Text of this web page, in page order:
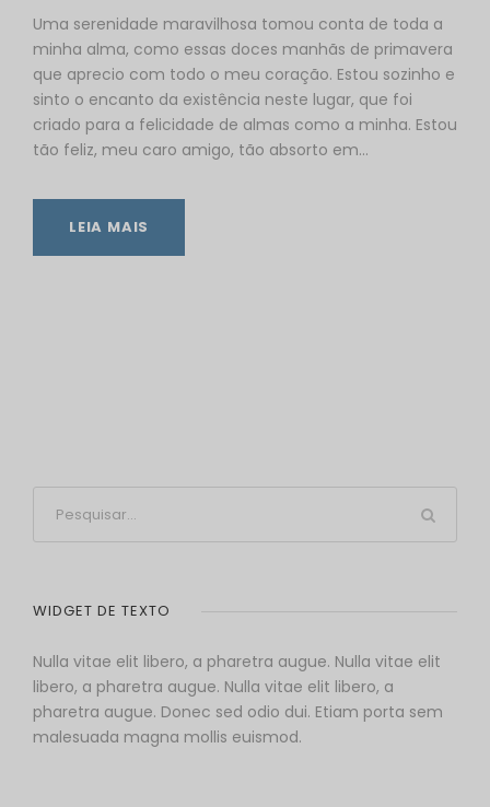
Uma serenidade maravilhosa tomou conta de toda a
minha alma, como essas doces manhãs de primavera
que aprecio com todo o meu coração. Estou sozinho e
sinto o encanto da existência neste lugar, que foi
criado para a felicidade de almas como a minha. Estou
tão feliz, meu caro amigo, tão absorto em...
LEIA MAIS
WIDGET DE TEXTO
Nulla vitae elit libero, a pharetra augue. Nulla vitae elit
libero, a pharetra augue. Nulla vitae elit libero, a
pharetra augue. Donec sed odio dui. Etiam porta sem
malesuada magna mollis euismod.